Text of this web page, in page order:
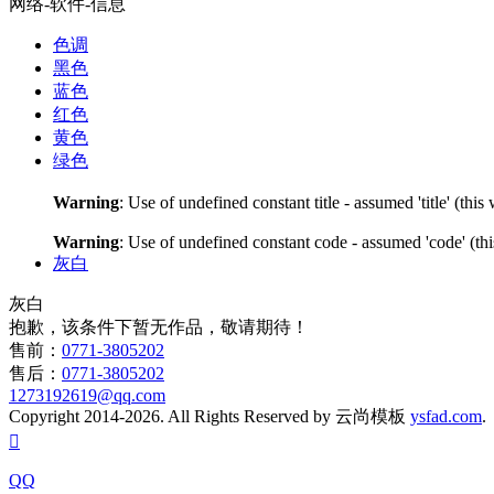
色调
黑色
蓝色
红色
黄色
绿色
Warning: Use of undefined constant title - assumed 'title'
Warning: Use of undefined constant code - assumed 'code'
灰白
灰白
抱歉，该条件下暂无作品，敬请期待！
售前： 0771-3805202
售后： 0771-3805202
1273192619@qq.com
Copyright 2014-2026. All Rights Reserved by 云尚模板 ysfad.com.

QQ